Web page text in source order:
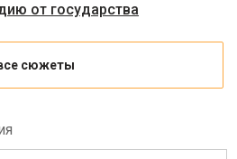
от государства
сюжеты